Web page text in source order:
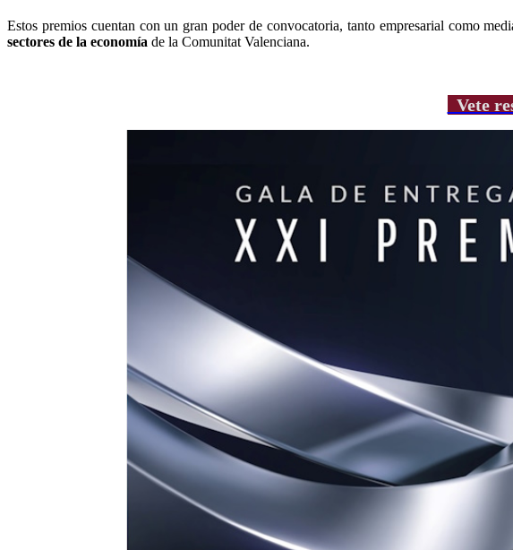
Estos premios cuentan con un gran poder de convocatoria, tanto empresarial como
sectores de la economía de la Comunitat Valenciana.
Vete